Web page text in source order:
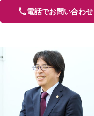
電話でお問い合わせ